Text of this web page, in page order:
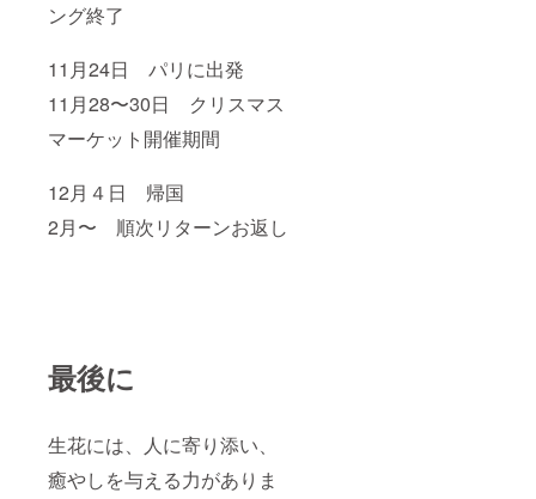
ング終了
11月24日 パリに出発
11月28〜30日 クリスマス
マーケット開催期間
12月４日 帰国
2月〜 順次リターンお返し
最後に
生花には、人に寄り添い、
癒やしを与える力がありま